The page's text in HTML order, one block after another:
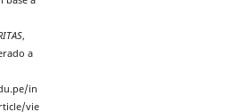
,
a
in
vie